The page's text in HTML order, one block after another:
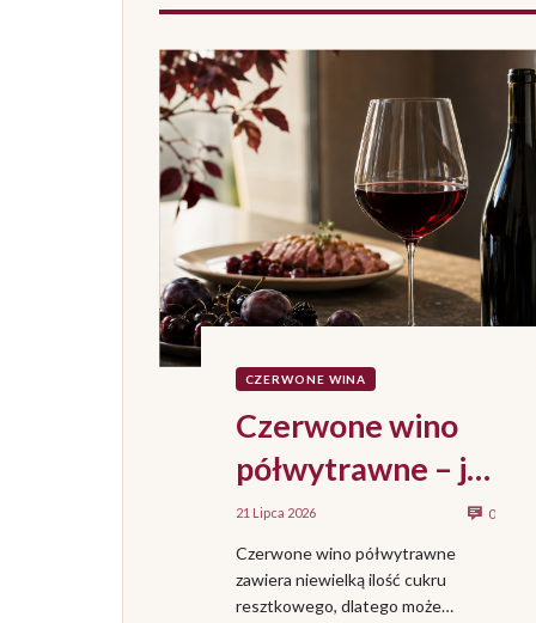
CZERWONE WINA
Czerwone wino
półwytrawne – jak
smakuje, z czym
podawać i jak je
wybrać?
21 Lipca 2026 0
Czerwone wino półwytrawne
zawiera niewielką ilość cukru
resztkowego, dlatego może